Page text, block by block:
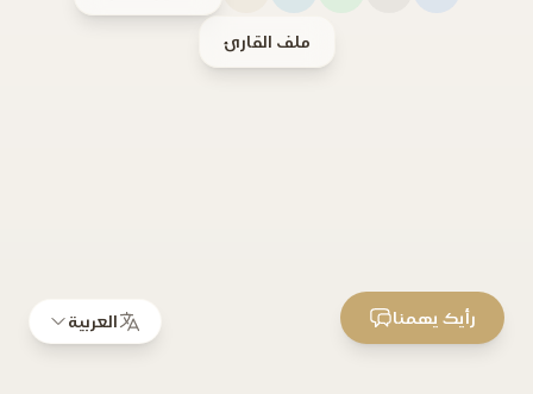
ملف القارئ
العربية رأيك يهمنا